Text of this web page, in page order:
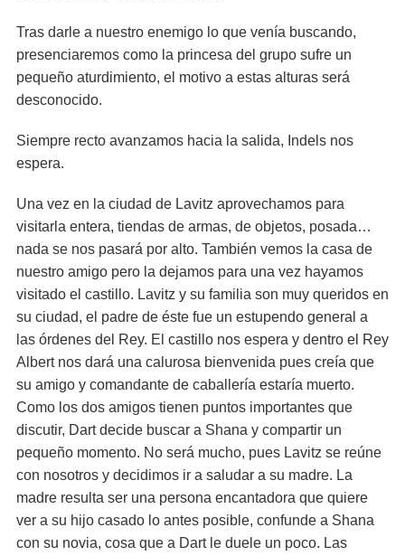
Tras darle a nuestro enemigo lo que venía buscando,
presenciaremos como la princesa del grupo sufre un
pequeño aturdimiento, el motivo a estas alturas será
desconocido.
Siempre recto avanzamos hacia la salida, Indels nos
espera.
Una vez en la ciudad de Lavitz aprovechamos para
visitarla entera, tiendas de armas, de objetos, posada…
nada se nos pasará por alto. También vemos la casa de
nuestro amigo pero la dejamos para una vez hayamos
visitado el castillo. Lavitz y su familia son muy queridos en
su ciudad, el padre de éste fue un estupendo general a
las órdenes del Rey. El castillo nos espera y dentro el Rey
Albert nos dará una calurosa bienvenida pues creía que
su amigo y comandante de caballería estaría muerto.
Como los dos amigos tienen puntos importantes que
discutir, Dart decide buscar a Shana y compartir un
pequeño momento. No será mucho, pues Lavitz se reúne
con nosotros y decidimos ir a saludar a su madre. La
madre resulta ser una persona encantadora que quiere
ver a su hijo casado lo antes posible, confunde a Shana
con su novia, cosa que a Dart le duele un poco. Las